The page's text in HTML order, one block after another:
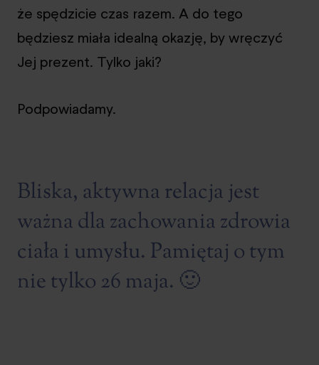
że spędzicie czas razem. A do tego
będziesz miała idealną okazję, by wręczyć
Jej prezent. Tylko jaki?
Podpowiadamy.
Bliska, aktywna relacja jest
ważna dla zachowania zdrowia
ciała i umysłu. Pamiętaj o tym
nie tylko 26 maja. 🙂